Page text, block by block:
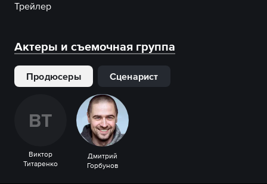
Трейлер
Актеры и съемочная группа
Продюсеры Сценарист
ВТ
Виктор
Титаренко
Дмитрий
Горбунов